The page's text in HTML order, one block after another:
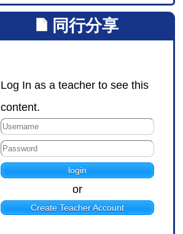
同行分享
Log In as a teacher to see this
content.
or
Create Teacher Account